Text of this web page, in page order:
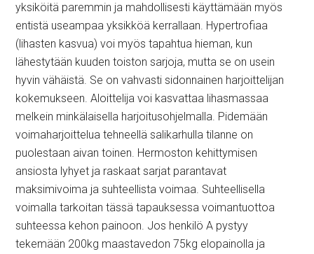
yksiköitä paremmin ja mahdollisesti käyttämään myös
entistä useampaa yksikköä kerrallaan. Hypertrofiaa
(lihasten kasvua) voi myös tapahtua hieman, kun
lähestytään kuuden toiston sarjoja, mutta se on usein
hyvin vähäistä. Se on vahvasti sidonnainen harjoittelijan
kokemukseen. Aloittelija voi kasvattaa lihasmassaa
melkein minkälaisella harjoitusohjelmalla. Pidemään
voimaharjoittelua tehneellä salikarhulla tilanne on
puolestaan aivan toinen. Hermoston kehittymisen
ansiosta lyhyet ja raskaat sarjat parantavat
maksimivoima ja suhteellista voimaa. Suhteellisella
voimalla tarkoitan tässä tapauksessa voimantuottoa
suhteessa kehon painoon. Jos henkilö A pystyy
tekemään 200kg maastavedon 75kg elopainolla ja